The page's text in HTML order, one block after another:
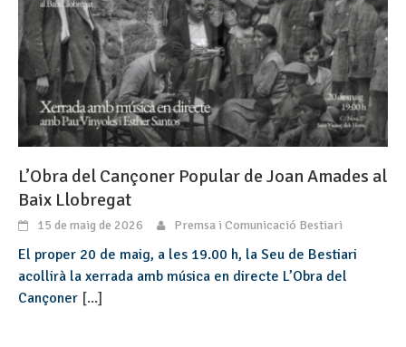
L’Obra del Cançoner Popular de Joan Amades al
Baix Llobregat
15 de maig de 2026 Premsa i Comunicació Bestiari
El proper 20 de maig, a les 19.00 h, la Seu de Bestiari
acollirà la xerrada amb música en directe L’Obra del
Cançoner [...]